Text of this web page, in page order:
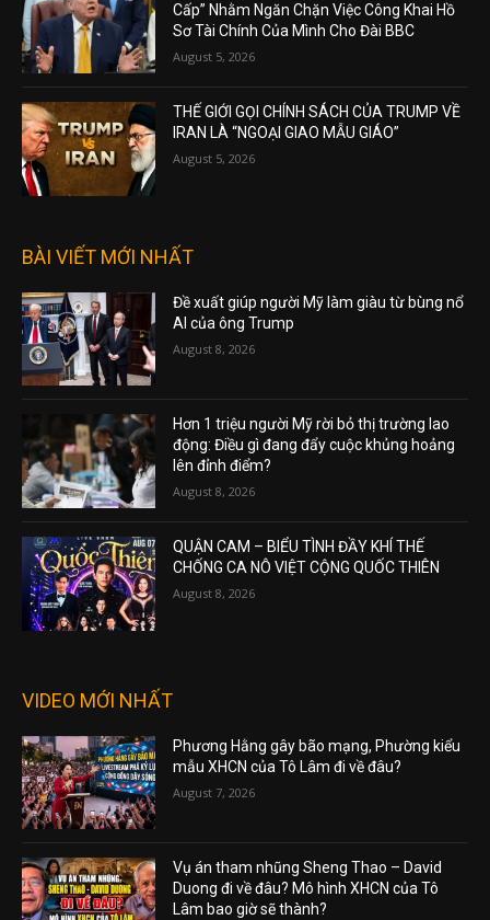
Cấp” Nhằm Ngăn Chặn Việc Công Khai Hồ
Sơ Tài Chính Của Mình Cho Đài BBC
August 5, 2026
THẾ GIỚI GỌI CHÍNH SÁCH CỦA TRUMP VỀ
IRAN LÀ “NGOẠI GIAO MẪU GIÁO”
August 5, 2026
BÀI VIẾT MỚI NHẤT
Đề xuất giúp người Mỹ làm giàu từ bùng nổ
AI của ông Trump
August 8, 2026
Hơn 1 triệu người Mỹ rời bỏ thị trường lao
động: Điều gì đang đẩy cuộc khủng hoảng
lên đỉnh điểm?
August 8, 2026
QUẬN CAM – BIỂU TÌNH ĐẦY KHÍ THẾ
CHỐNG CA NÔ VIỆT CỘNG QUỐC THIÊN
August 8, 2026
VIDEO MỚI NHẤT
Phương Hằng gây bão mạng, Phường kiểu
mẫu XHCN của Tô Lâm đi về đâu?
August 7, 2026
Vụ án tham nhũng Sheng Thao – David
Duong đi về đâu? Mô hình XHCN của Tô
Lâm bao giờ sẽ thành?